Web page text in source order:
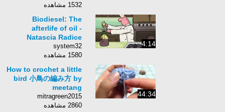
1532 مشاهده
4:14
Biodiesel: The
afterlife of oil -
Natascia Radice
system32
1580 مشاهده
44:34
How to crochet a little
bird 小鳥の編み方 by
meetang
mitragreen2015
2860 مشاهده